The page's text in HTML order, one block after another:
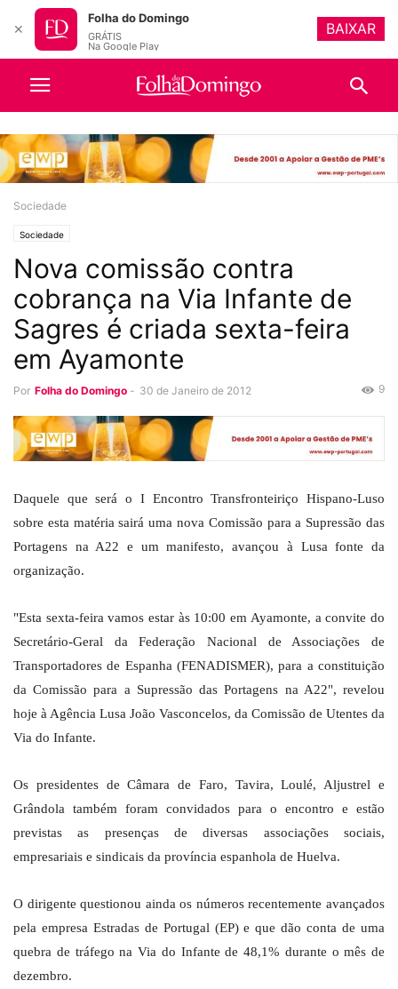
Sociedade
Sociedade
Nova comissão contra
cobrança na Via Infante de
Sagres é criada sexta-feira
em Ayamonte
Por Folha do Domingo - 30 de Janeiro de 2012 9
Daquele que será o I Encontro Transfronteiriço Hispano-Luso
sobre esta matéria sairá uma nova Comissão para a Supressão das
Portagens na A22 e um manifesto, avançou à Lusa fonte da
organização.
"Esta sexta-feira vamos estar às 10:00 em Ayamonte, a convite do
Secretário-Geral da Federação Nacional de Associações de
Transportadores de Espanha (FENADISMER), para a constituição
da Comissão para a Supressão das Portagens na A22", revelou
hoje à Agência Lusa João Vasconcelos, da Comissão de Utentes da
Via do Infante.
Os presidentes de Câmara de Faro, Tavira, Loulé, Aljustrel e
Grândola também foram convidados para o encontro e estão
previstas as presenças de diversas associações sociais,
empresariais e sindicais da província espanhola de Huelva.
O dirigente questionou ainda os números recentemente avançados
pela empresa Estradas de Portugal (EP) e que dão conta de uma
quebra de tráfego na Via do Infante de 48,1% durante o mês de
dezembro.
✕
Folha do Domingo
GRÁTIS
Na Google Play
BAIXAR